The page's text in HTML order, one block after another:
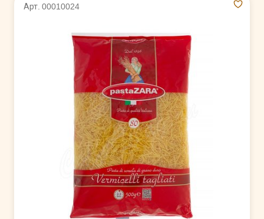
Арт. 00010024